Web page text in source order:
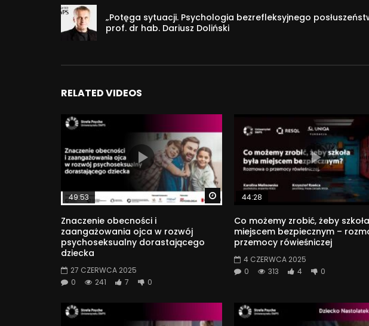
O projekcie:
Strefa Rodzica to projekt Uniwersytetu SWPS, odpowiadający na
najtrudniejszej roli – ojca lub matki.
36 806
„Potęga sytuacji. Psychologia bezrefleksyjnego
prof. dr hab. Dariusz Doliński
RELATED VIDEOS
Watch Later
49:53
Znaczenie obecności i
zaangażowania ojca w rozwój
psychoseksualny dorastającego
dziecka
27 CZERWCA 2025
0
241 7 0
44:28
Co możemy zrobić, żeby
miejscem bezpiecznym –
przemocy rówieśniczej
4 CZERWCA 2025
0
313 4 0